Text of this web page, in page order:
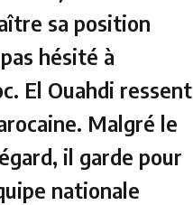
sa position
hésité à
El Ouahdi ressent
Malgré le
il garde pour
nationale